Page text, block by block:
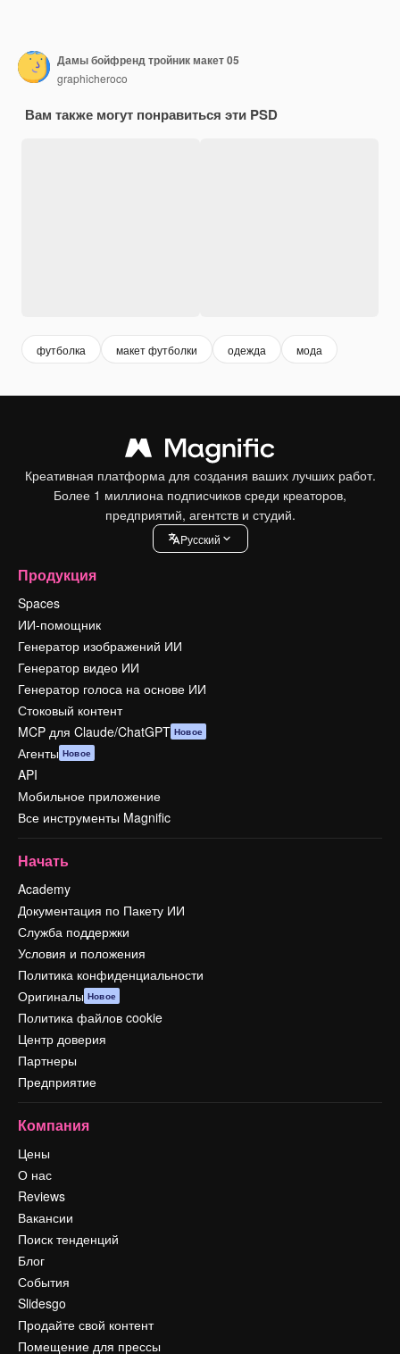
Дамы бойфренд тройник макет 05
graphicheroco
Вам также могут понравиться эти PSD
футболка макет футболки одежда мода
Креативная платформа для создания ваших лучших работ.
Более 1 миллиона подписчиков среди креаторов,
предприятий, агентств и студий.
Pусский
Продукция
Spaces
ИИ-помощник
Генератор изображений ИИ
Генератор видео ИИ
Генератор голоса на основе ИИ
Стоковый контент
MCP для Claude/ChatGPT Новое
Агенты Новое
API
Мобильное приложение
Все инструменты Magnific
Начать
Academy
Документация по Пакету ИИ
Служба поддержки
Условия и положения
Политика конфиденциальности
Оригиналы Новое
Политика файлов cookie
Центр доверия
Партнеры
Предприятие
Компания
Цены
О нас
Reviews
Вакансии
Поиск тенденций
Блог
События
Slidesgo
Продайте свой контент
Помещение для прессы